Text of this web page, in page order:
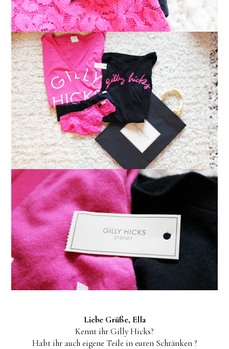
Liebe Grüße, Ella
Kennt ihr Gilly Hicks?
Habt ihr auch eigene Teile in euren Schränken ?